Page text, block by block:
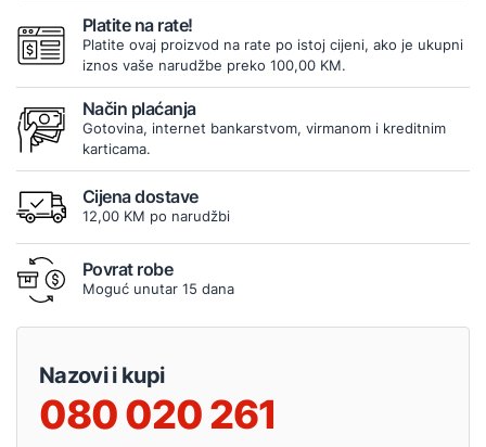
Platite na rate!
Platite ovaj proizvod na rate po istoj cijeni, ako je ukupni
iznos vaše narudžbe preko 100,00 KM.
Način plaćanja
Gotovina, internet bankarstvom, virmanom i kreditnim
karticama.
Cijena dostave
12,00 KM po narudžbi
Povrat robe
Moguć unutar 15 dana
Nazovi i kupi
080 020 261